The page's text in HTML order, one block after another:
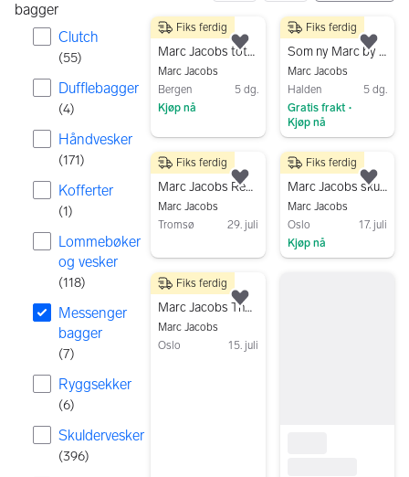
bagger
Clutch
(55)
Dufflebagger
(4)
Håndvesker
(171)
Kofferter
(1)
Lommebøker
og vesker
(118)
Messenger
bagger
(7)
Ryggsekker
(6)
Skuldervesker
(396)
7 resultater
100 kr
Marc Jacobs tote bag plast blå dame
Marc Jacobs
Bergen
5 dg.
Kjøp nå
Fiks ferdig
Legg til som favoritt.
Gå til annonsen
2 400 kr
Som ny Marc by Marc Jacobs lær «Ukita» stone/grå dame
Marc Jacobs
Halden
5 dg.
Gratis frakt •
Kjøp nå
Fiks ferdig
1 500 kr
Marc Jacobs Recruit Nomad medium
Marc Jacobs
Tromsø
29. juli
Fiks ferdig
Legg til som favoritt.
299 kr
Marc Jacobs skulderveske i skinn
Marc Jacobs
Oslo
17. juli
Kjøp nå
Fiks ferdig
4 500 kr
Marc Jacobs The Leather Medium Tote Cement
Marc Jacobs
Oslo
15. juli
Fiks ferdig